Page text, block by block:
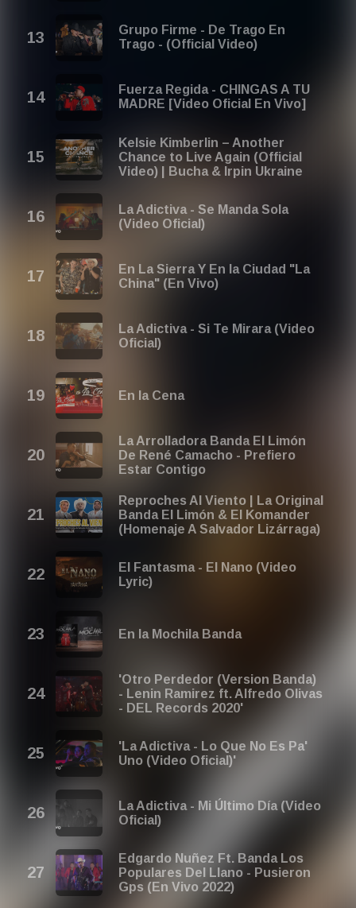
Grupo Firme - De Trago En
Trago - (Official Video)
Fuerza Regida - CHINGAS A TU
MADRE [Video Oficial En Vivo]
Kelsie Kimberlin – Another
Chance to Live Again (Official
Video) | Bucha & Irpin Ukraine
La Adictiva - Se Manda Sola
(Video Oficial)
En La Sierra Y En la Ciudad "La
China" (En Vivo)
La Adictiva - Si Te Mirara (Video
Oficial)
En la Cena
La Arrolladora Banda El Limón
De René Camacho - Prefiero
Estar Contigo
Reproches Al Viento | La Original
Banda El Limón & El Komander
(Homenaje A Salvador Lizárraga)
El Fantasma - El Nano (Video
Lyric)
En la Mochila Banda
'Otro Perdedor (Version Banda)
- Lenin Ramirez ft. Alfredo Olivas
- DEL Records 2020'
'La Adictiva - Lo Que No Es Pa'
Uno (Video Oficial)'
La Adictiva - Mi Último Día (Video
Oficial)
Edgardo Nuñez Ft. Banda Los
Populares Del Llano - Pusieron
Gps (En Vivo 2022)